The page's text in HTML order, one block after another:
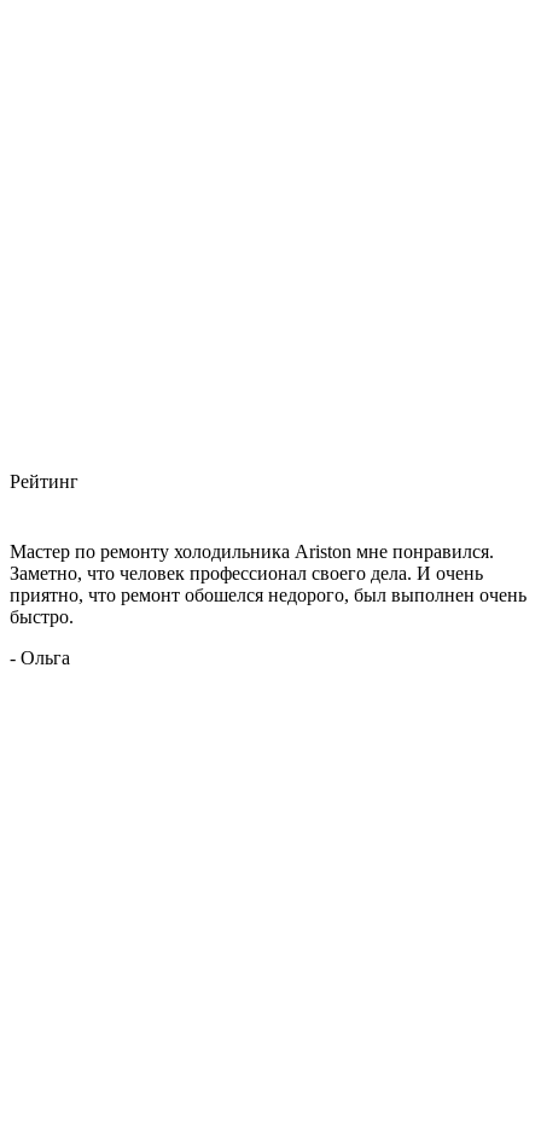
Рейтинг
Мастер по ремонту холодильника Ariston мне понравился.
Заметно, что человек профессионал своего дела. И очень
приятно, что ремонт обошелся недорого, был выполнен очень
быстро.
- Ольга